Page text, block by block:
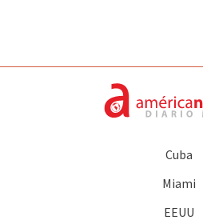
Cuba
Miami
EEUU